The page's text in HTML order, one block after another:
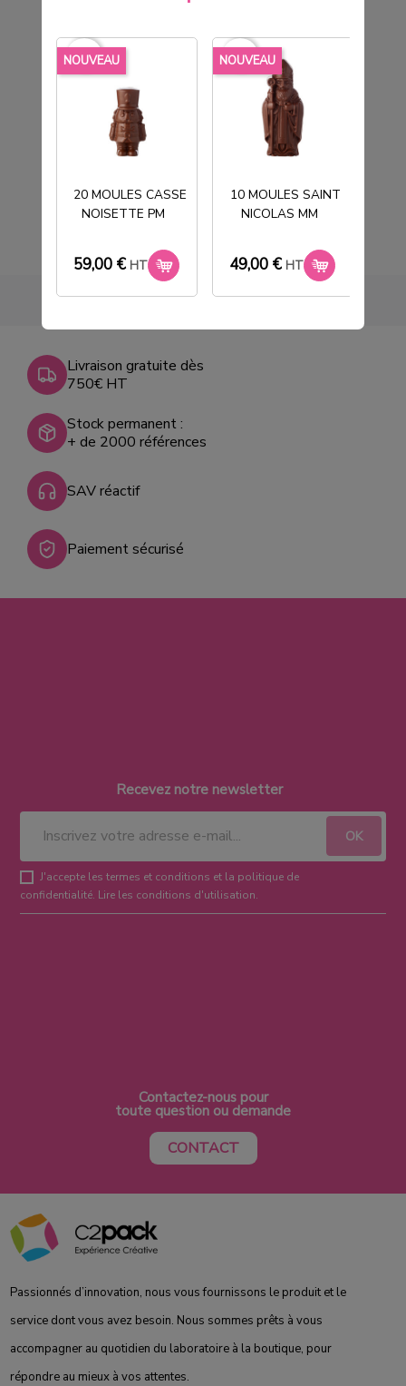
NOUVEAU
20 MOULES CASSE
NOISETTE PM
59,00 € HT
favorite_border NOUVEAU
10 MOULES SAINT
NICOLAS MM
49,00 € HT
favorite_border
10 MOULES TABLETTE ROSE
Livraison gratuite dès
750€ HT
Stock permanent :
+ de 2000 références
SAV réactif
Paiement sécurisé
Recevez notre newsletter
J'accepte les termes et conditions et la politique de
confidentialité. Lire les conditions d'utilisation.
Contactez-nous pour
toute question ou demande
CONTACT
Passionnés d’innovation, nous vous fournissons le produit et le
service dont vous avez besoin. Nous sommes prêts à vous
accompagner au quotidien du laboratoire à la boutique, pour
répondre au mieux à vos attentes.